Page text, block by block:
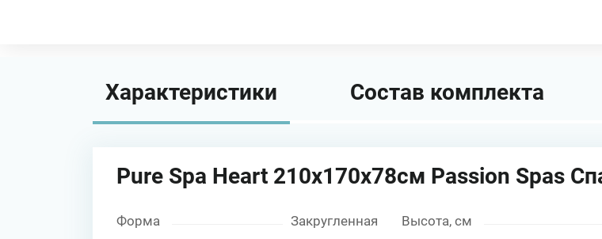
Характеристики Состав комплекта
Pure Spa Heart 210х170х78см Passion Spas
Форма
Закругленная
Высота, см